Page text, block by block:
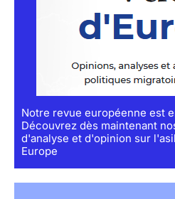
Notre revue européenne est
Découvrez dès maintenant
d'analyse et d'opinion sur
Europe